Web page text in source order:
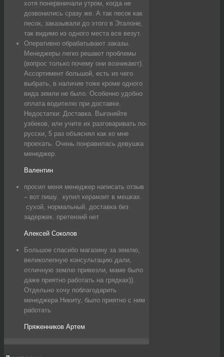
хотя понервничали утром, когда не
дозвонились сразу же. А так песок как
песок, заказывали до этого в Эталоне,
так видимо из одного места все везут.
Оперативно обрабатывают заказы.
Менеджеры легко решают проблемы
(вопрос только почему они возникают).
Ассортимент большой, есть из чего
выбрать, в наличие тоже кроме одного
вида земли не было. Особенно удобно
оплата водителю при доставке.
Недостатки: Доставка. Выгоняйте
узбеков, или учите их разговаривать по-
русски, 5 раз объяснял как ко мне
проехать. Очень понравилась девушка
менеджер.
Валентин
просил меня менеджер написать отзыв
– вот пишу. купил керамзит в мешках.
сухой, нормальный. доставка без
задержек. претензий нет
Алексей Соколов
Большое спасибо магазину за землю,
великолепную консультацию дали,
отличную землю привезли, маме было
даже приятно работать на грядках)).
Отдельно хочу поблагодарить
менеджера Никиту, было приятно с ним
работать
Пряженников Артем